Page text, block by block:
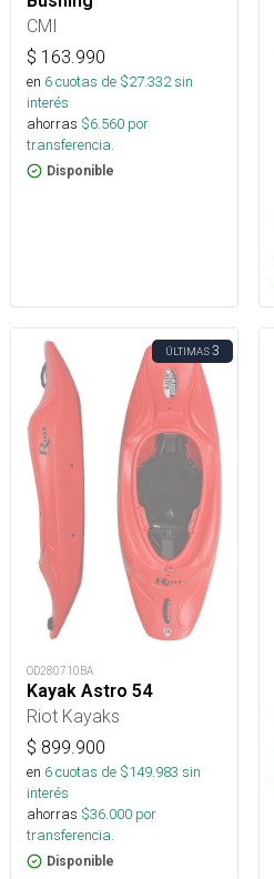
CMI
$ 163.990
en 6cuotas de $27.332sin
interés
ahorras $6.560 por
transferencia.
Disponible
ÚLTIMAS3
OD280710BA
Kayak Astro 54
Riot Kayaks
$ 899.900
en 6cuotas de $149.983 sin
interés
ahorras $36.000 por
transferencia.
Disponible